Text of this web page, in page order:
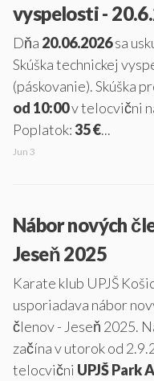
vyspelosti -
Dňa 20.06.2026sa
Skúška technickej
(páskovanie). Skúška
od 10:00v telocvični
Poplatok: 35 €...
Jun 3
Nábor nových
Jeseň 2025
Karate klub UPJŠ
usporiadava nábor
členov - Jeseň 2025.
začína v utorok od
telocvični UPJŠ Park